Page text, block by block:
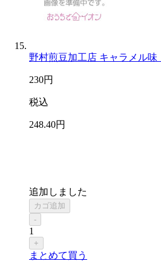
野村煎豆加工店 キャラメル味
230円
税込
248.40円
追加しました
カゴ追加
-
1
+
まとめて買う